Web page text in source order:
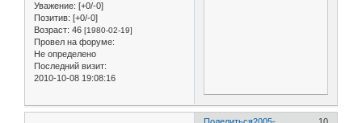
Уважение: [+0/-0]
Позитив: [+0/-0]
Возраст: 46 [1980-02-19]
Провел на форуме:
Не определено
Последний визит:
2010-10-08 19:08:16